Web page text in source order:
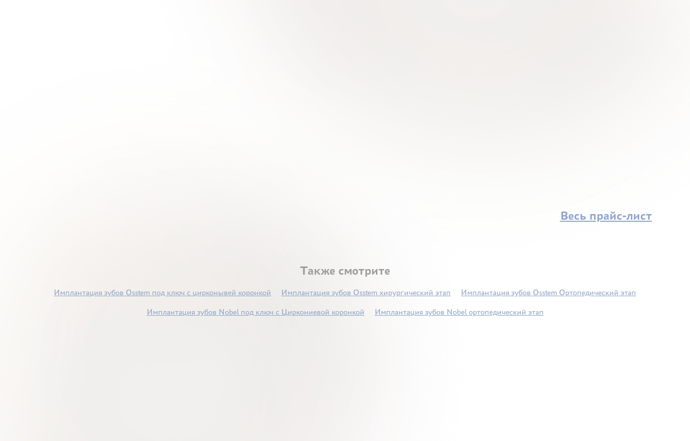
Весь прайс-лист
Также смотрите
Имплантация зубов Osstem под ключ с цирконывей коронкой Имплантация зубов Osstem хирургический этап Имплантация зубов Osstem Ортопедический этап
Имплантация зубов Nobel под ключ с Циркониевой коронкой Имплантация зубов Nobel ортопедический этап